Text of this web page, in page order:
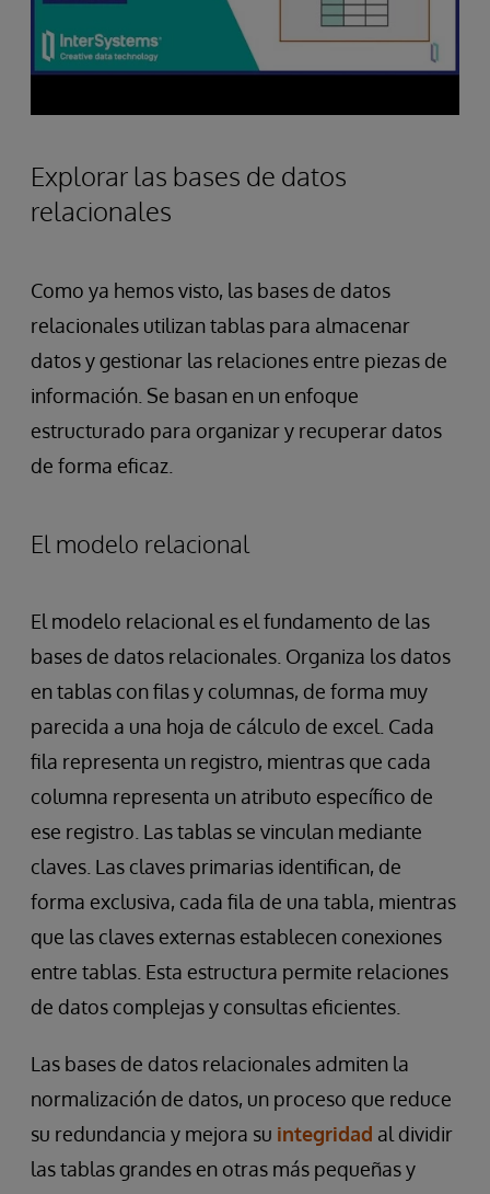
Explorar las bases de datos
relacionales
Como ya hemos visto, las bases de datos
relacionales utilizan tablas para almacenar
datos y gestionar las relaciones entre piezas de
información. Se basan en un enfoque
estructurado para organizar y recuperar datos
de forma eficaz.
El modelo relacional
El modelo relacional es el fundamento de las
bases de datos relacionales. Organiza los datos
en tablas con filas y columnas, de forma muy
parecida a una hoja de cálculo de excel. Cada
fila representa un registro, mientras que cada
columna representa un atributo específico de
ese registro. Las tablas se vinculan mediante
claves. Las claves primarias identifican, de
forma exclusiva, cada fila de una tabla, mientras
que las claves externas establecen conexiones
entre tablas. Esta estructura permite relaciones
de datos complejas y consultas eficientes.
Las bases de datos relacionales admiten la
normalización de datos, un proceso que reduce
su redundancia y mejora su integridad al dividir
las tablas grandes en otras más pequeñas y